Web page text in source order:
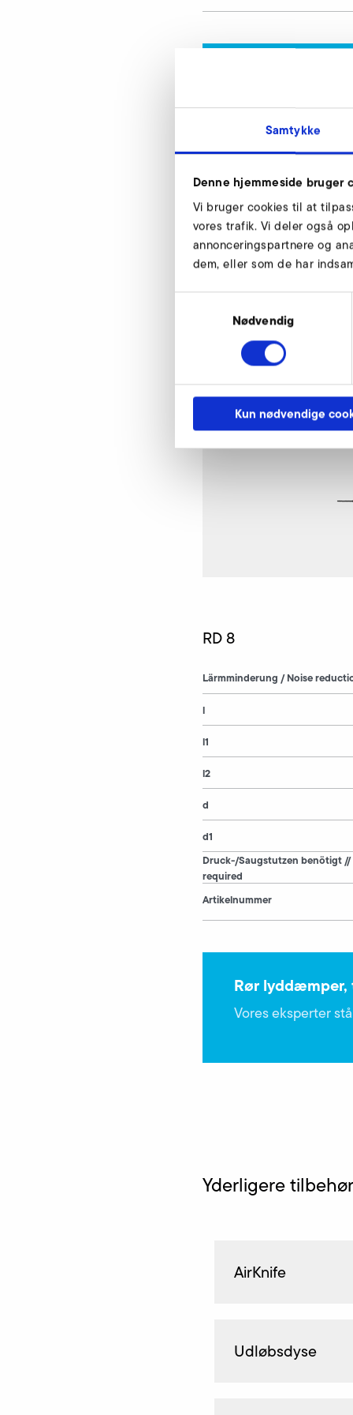
Samtykke
Denne hjemmeside bruger
Vi bruger cookies til at
vores trafik. Vi deler også
annonceringspartnere og
dem, eller som de har
Nødvendig
Kun nødvendige
Vores eksperter
Rør lyddæmper,
RD 8
Lärmminderung / Noise
l
l1
l2
d
d1
Druck-/Saugstutzen benötigt
required
Artikelnummer
Rør lyddæmper,
Vores eksperter
Yderligere
AirKnife
Udløbsdyse